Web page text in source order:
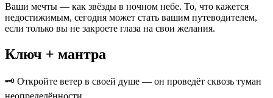
Ваши мечты — как звёзды в ночном небе. То, что кажется
недостижимым, сегодня может стать вашим путеводителем,
если только вы не закроете глаза на свои желания.
Ключ + мантра
🗝️ Откройте ветер в своей душе — он проведёт сквозь туман